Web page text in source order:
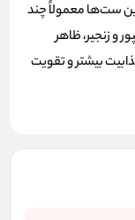
ست‌ها معمولاً چند
و زنجیر، ظاهر
بیشتر و تقویت